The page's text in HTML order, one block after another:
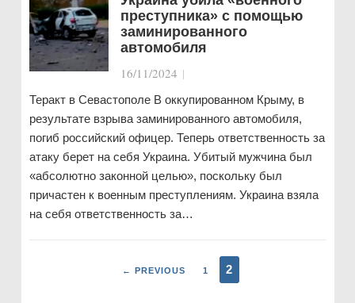
преступника» с помощью
заминированного
автомобиля
16/11/2024 |
Теракт в Севастополе В оккупированном Крыму, в
результате взрыва заминированного автомобиля,
погиб российский офицер. Теперь ответственность за
атаку берет на себя Украина. Убитый мужчина был
«абсолютно законной целью», поскольку был
причастен к военным преступлениям. Украина взяла
на себя ответственность за…
← PREVIOUS 1 2